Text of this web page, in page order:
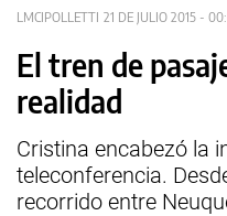
LMCIPOLLETTI 21 DE JULIO 2015 -
El tren de
realidad
Cristina encabezó la
teleconferencia.
recorrido entre